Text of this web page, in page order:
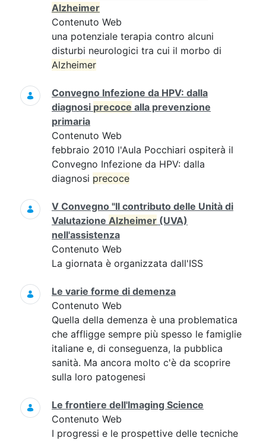
Alzheimer
Contenuto Web
una potenziale terapia contro alcuni
disturbi neurologici tra cui il morbo di
Alzheimer
Convegno Infezione da HPV: dalla
diagnosi precoce alla prevenzione
primaria
Contenuto Web
febbraio 2010 l'Aula Pocchiari ospiterà il
Convegno Infezione da HPV: dalla
diagnosi precoce
V Convegno "Il contributo delle Unità di
Valutazione Alzheimer (UVA)
nell'assistenza
Contenuto Web
La giornata è organizzata dall'ISS
Le varie forme di demenza
Contenuto Web
Quella della demenza è una problematica
che affligge sempre più spesso le famiglie
italiane e, di conseguenza, la pubblica
sanità. Ma ancora molto c'è da scoprire
sulla loro patogenesi
Le frontiere dell'Imaging Science
Contenuto Web
I progressi e le prospettive delle tecniche